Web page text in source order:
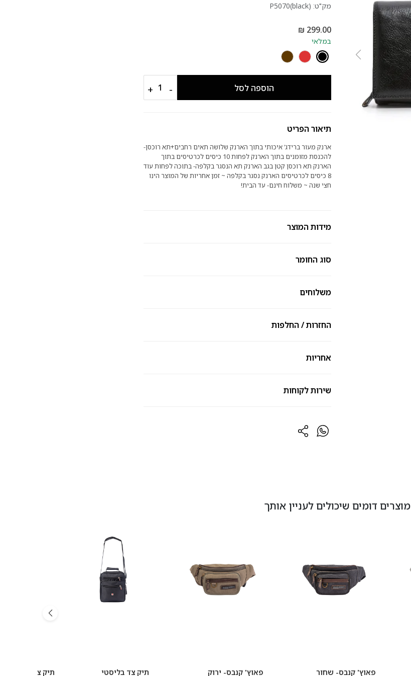
מק"ט: P5070(black)
במלאי
הוספה לסל −
+
תיאור הפריט
ארנק מעור ברידג’ איכותי בתוך הארנק שלושה תאים רחבים+תא רוכסן-
להכנסת מזומנים בתוך הארנק לפחות 10 כיסים לכרטיסים בתוך
הארנק תא רוכסן קטן בגב הארנק תא הנסגר בקלפה- בתוכה לפחות עוד
8 כיסים לכרטיסים הארנק נסגר בקלפה ~ זמן אחריות של המוצר הינו
חצי שנה ~ משלוח חינם- עד הבית!
מידות המוצר
סוג החומר
משלוחים
החזרות / החלפות
אחריות
שירות לקוחות
מוצרים דומים שיכולים לעניין אותך
פאוץ' קנבס- שחור פאוץ' קנבס- ירוק תיק צד בליסטי תיק צד מיני